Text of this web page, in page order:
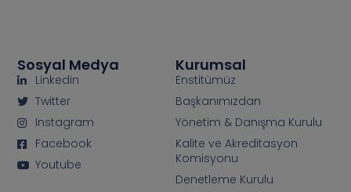
Kurumsal
Enstitümüz
Başkanımızdan
Yönetim & Danışma Kurulu
Kalite ve Akreditasyon
Komisyonu
Denetleme Kurulu
Sosyal Medya
Linkedin
Twitter
Instagram
Facebook
Youtube